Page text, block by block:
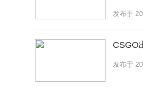
发布于
CSGO
发布于